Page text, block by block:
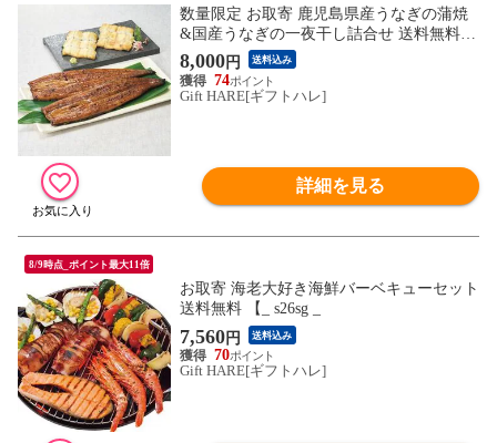
数量限定 お取寄 鹿児島県産うなぎの蒲焼
&国産うなぎの一夜干し詰合せ 送料無料
【_ s26sg _
8,000円 送料込み
74
Gift HARE[ギフトハレ]
詳細を見る
8/9時点_ポイント最大11倍
お取寄 海老大好き海鮮バーベキューセット
送料無料 【_ s26sg _
7,560円 送料込み
70
Gift HARE[ギフトハレ]